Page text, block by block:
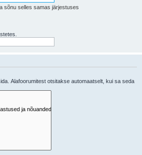
sõnu selles samas järjestuses
Alafoorumitest otsitakse automaatselt, kui sa seda